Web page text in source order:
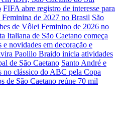
FIFA abre registro de interesse para
de 2027 no Brasil São
de Vôlei Feminino de 2026 no
Italiana de São Caetano começa
e novidades em decoração e
Paolilo Braido inicia atividades
de São Caetano Santo André e
no clássico do ABC pela Copa
de São Caetano reúne 70 mil